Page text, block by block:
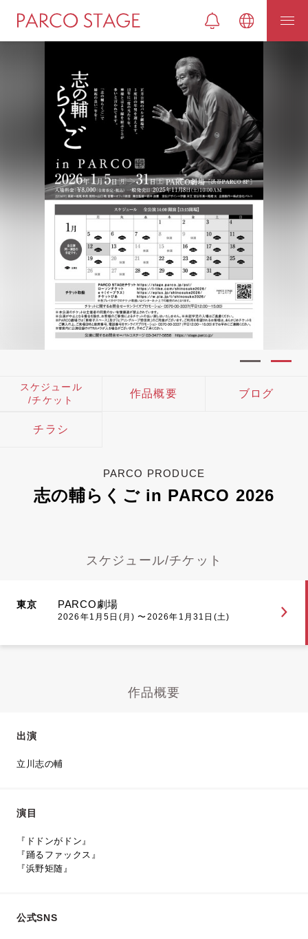
スケジュール
/チケット
作品概要 ブログ
チラシ
PARCO PRODUCE
志の輔らくご in PARCO 2026
スケジュール/チケット
東京 PARCO劇場
2026年1月5日(月) 〜2026年1月31日(土)
作品概要
出演
立川志の輔
演目
『ドドンがドン』
『踊るファックス』
『浜野矩随』
公式SNS